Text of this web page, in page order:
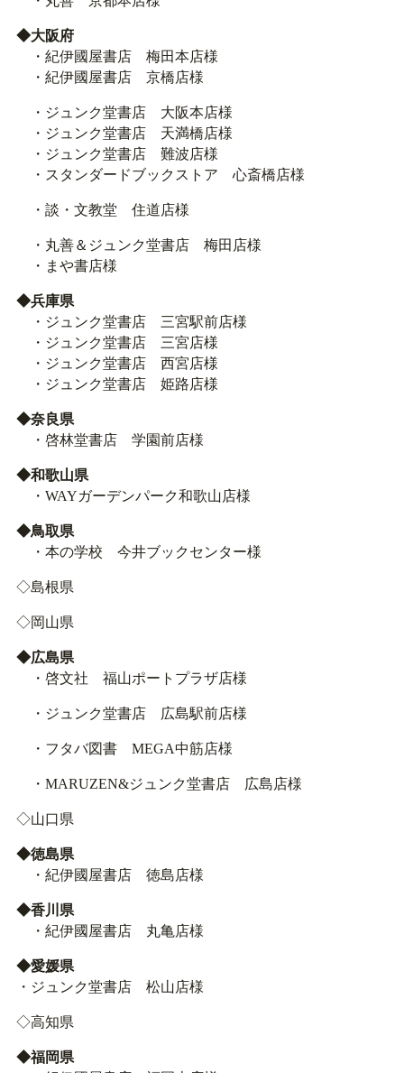
◆大阪府
・紀伊國屋書店 梅田本店様
・紀伊國屋書店 京橋店様
・ジュンク堂書店 大阪本店様
・ジュンク堂書店 天満橋店様
・ジュンク堂書店 難波店様
・スタンダードブックストア 心斎橋店様
・談・文教堂 住道店様
・丸善＆ジュンク堂書店 梅田店様
・まや書店様
◆兵庫県
・ジュンク堂書店 三宮駅前店様
・ジュンク堂書店 三宮店様
・ジュンク堂書店 西宮店様
・ジュンク堂書店 姫路店様
◆奈良県
・啓林堂書店 学園前店様
◆和歌山県
・WAYガーデンパーク和歌山店様
◆鳥取県
・本の学校 今井ブックセンター様
◇島根県
◇岡山県
◆広島県
・啓文社 福山ポートプラザ店様
・ジュンク堂書店 広島駅前店様
・フタバ図書 MEGA中筋店様
・MARUZEN&ジュンク堂書店 広島店様
◇山口県
◆徳島県
・紀伊國屋書店 徳島店様
◆香川県
・紀伊國屋書店 丸亀店様
◆愛媛県
・ジュンク堂書店 松山店様
◇高知県
◆福岡県